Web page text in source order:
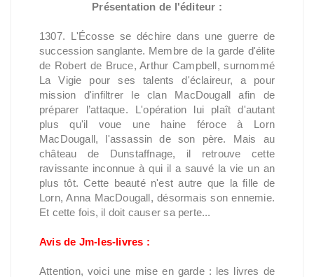
Présentation de l'éditeur :
1307. L'Écosse se déchire dans une guerre de
succession sanglante. Membre de la garde d'élite
de Robert de Bruce, Arthur Campbell, surnommé
La Vigie pour ses talents d'éclaireur, a pour
mission d'infiltrer le clan MacDougall afin de
préparer l’attaque. L'opération lui plaît d'autant
plus qu'il voue une haine féroce à Lorn
MacDougall, l'assassin de son père. Mais au
château de Dunstaffnage, il retrouve cette
ravissante inconnue à qui il a sauvé la vie un an
plus tôt. Cette beauté n'est autre que la fille de
Lorn, Anna MacDougall, désormais son ennemie.
Et cette fois, il doit causer sa perte...
Avis de Jm-les-livres :
Attention, voici une mise en garde : les livres de